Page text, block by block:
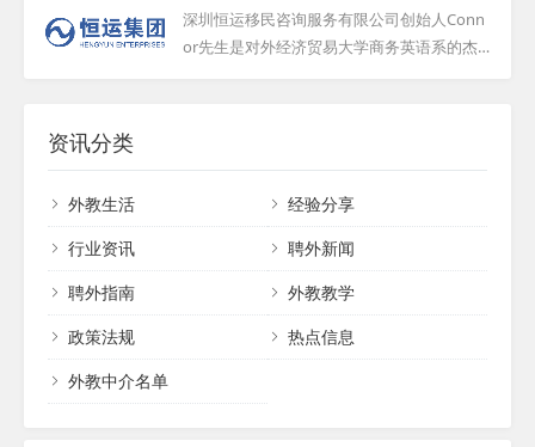
务有限公司，企业和求职者都能找到满意的
合作伙伴，实现共赢。...
支持。经过数年的深耕与努力，麦凯乔与众
多用人单位建立了稳固的合作关系，并独辟
心的服务理念，为外籍人才与用人单位搭建
起一座坚实的桥梁。...
深圳恒运移民咨询服务有限公司创始人Conn
or先生是对外经济贸易大学商务英语系的杰
好信誉，公司在北京、深圳设立分公司。...
资讯分类
外教生活
经验分享
行业资讯
聘外新闻
聘外指南
外教教学
政策法规
热点信息
外教中介名单